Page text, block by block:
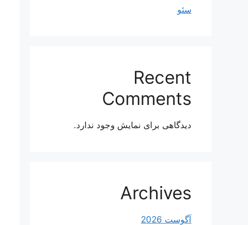
سئو
Recent
Comments
دیدگاهی برای نمایش وجود ندارد.
Archives
آگوست 2026